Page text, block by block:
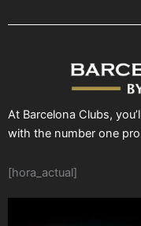
At Barcelona Clubs,
with the number one
[hora_actual]